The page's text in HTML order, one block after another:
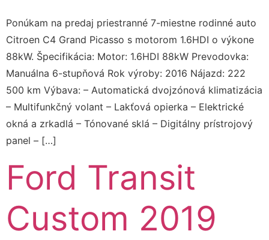
Ponúkam na predaj priestranné 7-miestne rodinné auto
Citroen C4 Grand Picasso s motorom 1.6HDI o výkone
88kW. Špecifikácia: Motor: 1.6HDI 88kW Prevodovka:
Manuálna 6-stupňová Rok výroby: 2016 Nájazd: 222
500 km Výbava: – Automatická dvojzónová klimatizácia
– Multifunkčný volant – Lakťová opierka – Elektrické
okná a zrkadlá – Tónované sklá – Digitálny prístrojový
panel – […]
Ford Transit
Custom 2019